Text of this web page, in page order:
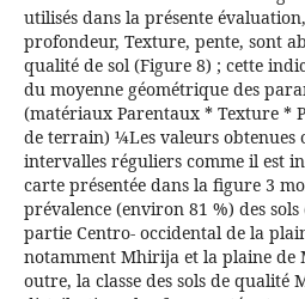
utilisés dans la présente
profondeur, Texture, pente, sont
qualité de sol (Figure 8) ; cette
du moyenne géométrique des
(matériaux Parentaux * Texture *
de terrain) ¼Les valeurs obtenues
intervalles réguliers comme il est
carte présentée dans la figure 3
prévalence (environ 81 %) des
partie Centro- occidental de la
notamment Mhirija et la plaine de
outre, la classe des sols de qualité